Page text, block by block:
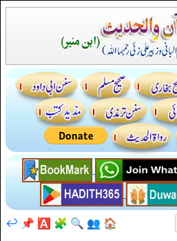
🏠
👥
🔍
🧩
🅰️
📌
↩️